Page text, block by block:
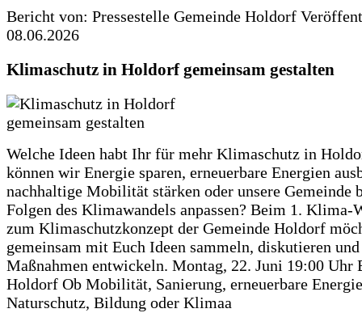
Bericht von: Pressestelle Gemeinde Holdorf
08.06.2026
Klimaschutz in Holdorf gemeinsam gestalten
Welche Ideen habt Ihr für mehr Klimaschutz in
können wir Energie sparen, erneuerbare Energien
nachhaltige Mobilität stärken oder unsere Gemeinde
Folgen des Klimawandels anpassen? Beim 1. Klima-
zum Klimaschutzkonzept der Gemeinde Holdorf
gemeinsam mit Euch Ideen sammeln, diskutieren
Maßnahmen entwickeln. Montag, 22. Juni 19:00 Uhr
Holdorf Ob Mobilität, Sanierung, erneuerbare
Naturschutz, Bildung oder Klimaa